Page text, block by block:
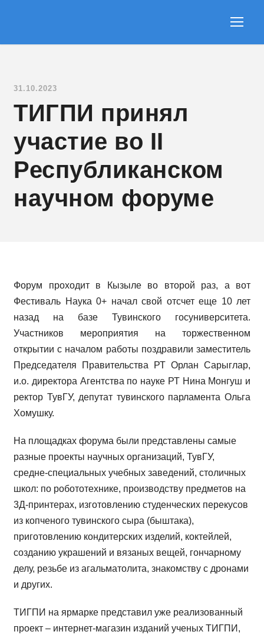
31.10.2023
ТИГПИ принял
участие во II
Республиканском
научном форуме
Форум проходит в Кызыле во второй раз, а вот
Фестиваль Наука 0+ начал свой отсчет еще 10 лет
назад на базе Тувинского госуниверситета.
Участников мероприятия на торжественном
открытии с началом работы поздравили заместитель
Председателя Правительства РТ Орлан Сарыглар,
и.о. директора Агентства по науке РТ Нина Монгуш и
ректор ТувГУ, депутат тувинского парламента Ольга
Хомушку.
На площадках форума были представлены самые
разные проекты научных организаций, ТувГУ,
средне-специальных учебных заведений, столичных
школ: по робототехнике, производству предметов на
3Д-принтерах, изготовлению студенческих перекусов
из копченого тувинского сыра (быштака),
приготовлению кондитерских изделий, коктейлей,
созданию украшений и вязаных вещей, гончарному
делу, резьбе из агальматолита, знакомству с дронами
и других.
ТИГПИ на ярмарке представил уже реализованный
проект – интернет-магазин изданий ученых ТИГПИ,